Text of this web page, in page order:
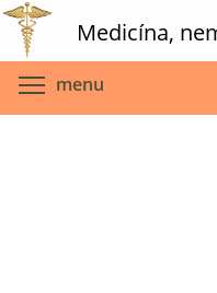
Skip
main
content
Medicína,
menu